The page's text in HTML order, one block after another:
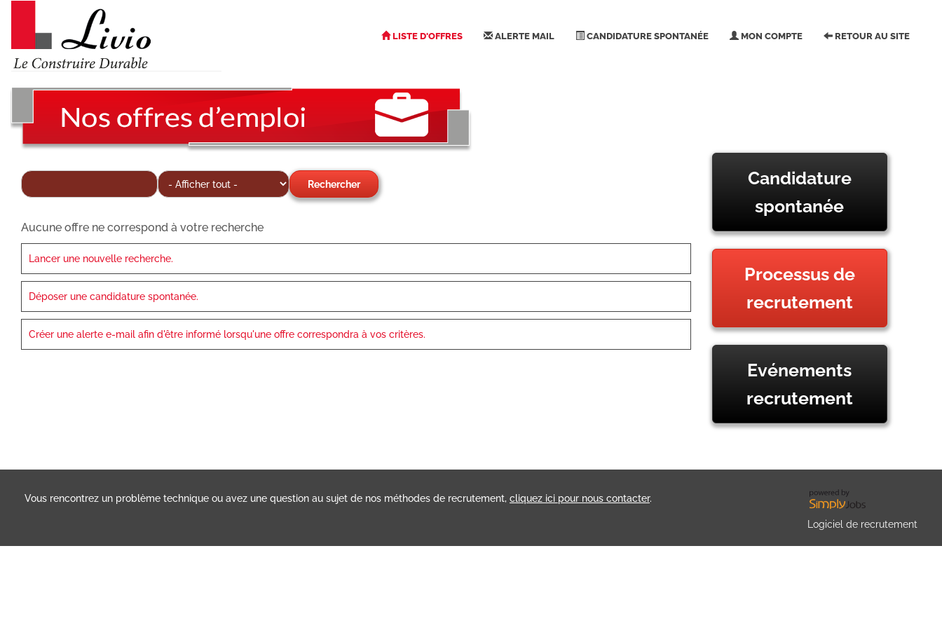
LISTE D'OFFRES ALERTE MAIL CANDIDATURE SPONTANÉE MON COMPTE RETOUR AU SITE
Candidature
spontanée
Processus de
recrutement
Evénements
recrutement
Rechercher
Aucune offre ne correspond à votre recherche
Lancer une nouvelle recherche.
Déposer une candidature spontanée.
Créer une alerte e-mail afin d'être informé lorsqu'une offre correspondra à vos critères.
Vous rencontrez un problème technique ou avez une question au sujet de nos méthodes de recrutement, cliquez ici pour nous contacter.
Logiciel de recrutement